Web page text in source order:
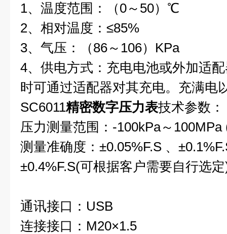
1、温度范围：（0～50）℃
2、相对温度：≤85%
3、气压：（86～106）KPa
4、供电方式：充电电池或外加适
时可通过适配器对其充电。充满电
SC6011精密数字压力表技术参数：
压力测量范围：-100kPa～
测量准确度：±0.05%F.S 、
±0.4%F.S(可根据客户
通讯接口：USB
连接接口：M20×1.5